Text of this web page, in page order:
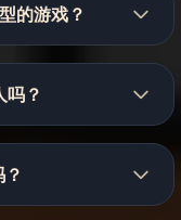
的游戏？
吗？